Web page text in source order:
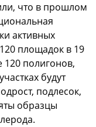
что в прошлом
активных
площадок в 19
120 полигонов,
будут
подлесок,
образцы